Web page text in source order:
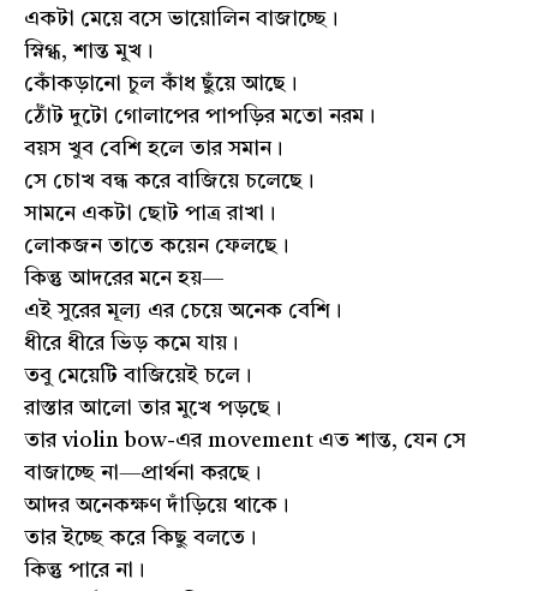
একটা মেয়ে বসে ভায়োলিন বাজাচ্ছে।
স্নিগ্ধ, শান্ত মুখ।
কোঁকড়ানো চুল কাঁধ ছুঁয়ে আছে।
ঠোঁট দুটো গোলাপের পাপড়ির মতো নরম।
বয়স খুব বেশি হলে তার সমান।
সে চোখ বন্ধ করে বাজিয়ে চলেছে।
সামনে একটা ছোট পাত্র রাখা।
লোকজন তাতে কয়েন ফেলছে।
কিন্তু আদরের মনে হয়—
এই সুরের মূল্য এর চেয়ে অনেক বেশি।
ধীরে ধীরে ভিড় কমে যায়।
তবু মেয়েটি বাজিয়েই চলে।
রাস্তার আলো তার মুখে পড়ছে।
তার violin bow-এর movement এত শান্ত, যেন সে
বাজাচ্ছে না—প্রার্থনা করছে।
আদর অনেকক্ষণ দাঁড়িয়ে থাকে।
তার ইচ্ছে করে কিছু বলতে।
কিন্তু পারে না।